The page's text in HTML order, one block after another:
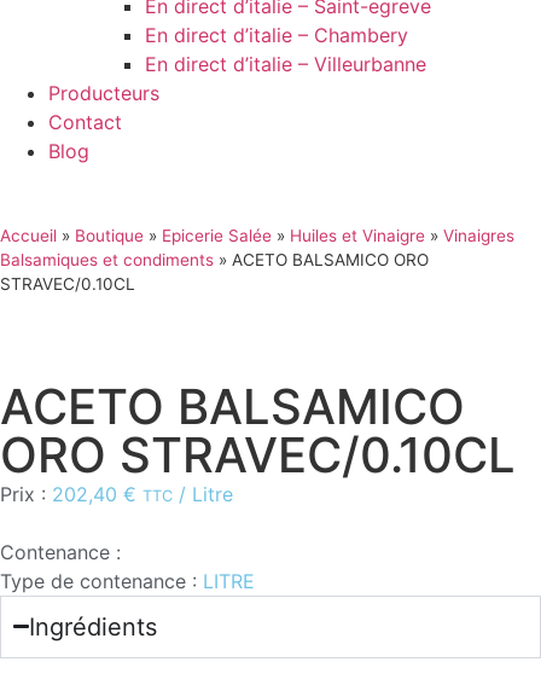
En direct d’italie – Saint-egreve
En direct d’italie – Chambery
En direct d’italie – Villeurbanne
Producteurs
Contact
Blog
Accueil » Boutique » Epicerie Salée » Huiles et Vinaigre » Vinaigres
Balsamiques et condiments » ACETO BALSAMICO ORO
STRAVEC/0.10CL
ACETO BALSAMICO
ORO STRAVEC/0.10CL
Prix : 202,40 € TTC / Litre
Contenance :
Type de contenance : LITRE
Ingrédients